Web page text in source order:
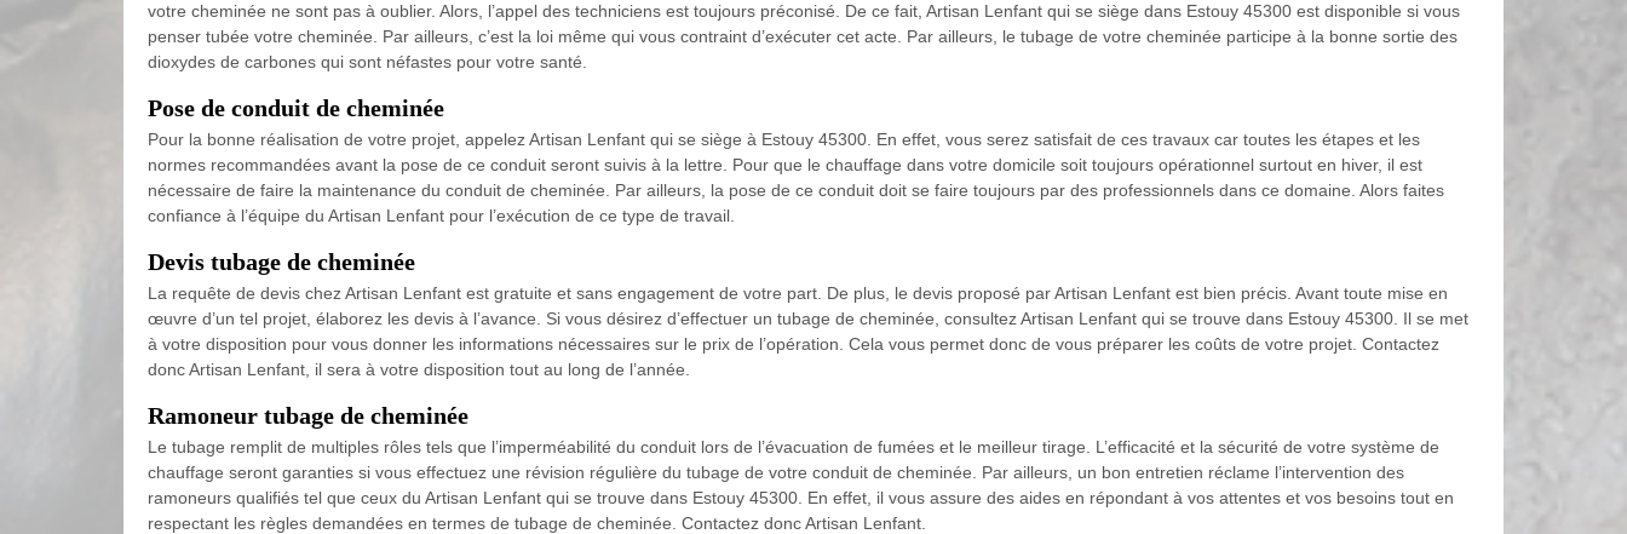
votre cheminée ne sont pas à oublier. Alors, l’appel des techniciens est toujours préconisé. De ce fait, Artisan Lenfant qui se siège dans Estouy 45300 est disponible si vous
penser tubée votre cheminée. Par ailleurs, c’est la loi même qui vous contraint d’exécuter cet acte. Par ailleurs, le tubage de votre cheminée participe à la bonne sortie des
dioxydes de carbones qui sont néfastes pour votre santé.
Pose de conduit de cheminée
Pour la bonne réalisation de votre projet, appelez Artisan Lenfant qui se siège à Estouy 45300. En effet, vous serez satisfait de ces travaux car toutes les étapes et les
normes recommandées avant la pose de ce conduit seront suivis à la lettre. Pour que le chauffage dans votre domicile soit toujours opérationnel surtout en hiver, il est
nécessaire de faire la maintenance du conduit de cheminée. Par ailleurs, la pose de ce conduit doit se faire toujours par des professionnels dans ce domaine. Alors faites
confiance à l’équipe du Artisan Lenfant pour l’exécution de ce type de travail.
Devis tubage de cheminée
La requête de devis chez Artisan Lenfant est gratuite et sans engagement de votre part. De plus, le devis proposé par Artisan Lenfant est bien précis. Avant toute mise en
œuvre d’un tel projet, élaborez les devis à l’avance. Si vous désirez d’effectuer un tubage de cheminée, consultez Artisan Lenfant qui se trouve dans Estouy 45300. Il se met
à votre disposition pour vous donner les informations nécessaires sur le prix de l’opération. Cela vous permet donc de vous préparer les coûts de votre projet. Contactez
donc Artisan Lenfant, il sera à votre disposition tout au long de l’année.
Ramoneur tubage de cheminée
Le tubage remplit de multiples rôles tels que l’imperméabilité du conduit lors de l’évacuation de fumées et le meilleur tirage. L’efficacité et la sécurité de votre système de
chauffage seront garanties si vous effectuez une révision régulière du tubage de votre conduit de cheminée. Par ailleurs, un bon entretien réclame l’intervention des
ramoneurs qualifiés tel que ceux du Artisan Lenfant qui se trouve dans Estouy 45300. En effet, il vous assure des aides en répondant à vos attentes et vos besoins tout en
respectant les règles demandées en termes de tubage de cheminée. Contactez donc Artisan Lenfant.